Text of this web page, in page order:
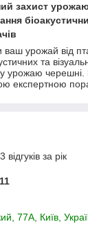
захист
ваш урожай від
та
урожаю черешні.
експертною
за рік
77А, Київ,